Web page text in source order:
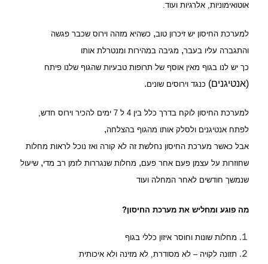
אוטואימוניות, אלרגיות ועוד.
למערכת החיסון יש זיכרון טוב, כשהיא מזהה וירוס שכבר פגשה
והתגברה עליו בעבר, מגיבה במהירות ומנטרלת אותו
כך יש לנו בגוף מאין אוסף של תרופות טבעיות שהגוף שלנו פיתח
(אנטיגנים) כנגד וירוסים שונים.
למערכת החיסון לוקח בדרך כלל בין4 ל7 ימים להכיר וירוס חדש,
לפתח אנטיגנים ולסלק אותו מהגוף בהצלחה,
אבל כאשר מערכת החיסון נחלשת זה לא קורה ואז נוכל לראות מחלות
שחוזרות על עצמן פעם אחר פעם, מחלות שנגררות לזמן רב מדי,שיעול
שנמשך חודשים לאחר המחלה ועוד
מה פוגע ומחליש את מערכת החיסון?
מחלות שונות וחוסר איזון כללי בגוף
תזונה לקויה–לא מסודרת,לא מזינה ולא איכותית